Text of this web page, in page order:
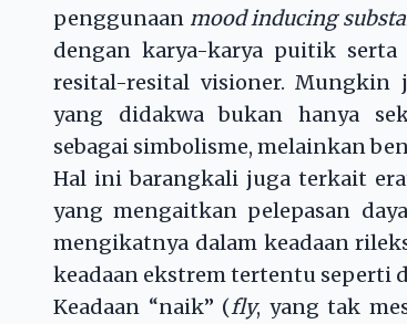
penggunaan mood inducing
dengan karya-karya puitik
resital-resital visioner. Mungkin
yang didakwa bukan hanya
sebagai simbolisme, melainkan
Hal ini barangkali juga terkait
yang mengaitkan pelepasan
mengikatnya dalam keadaan
keadaan ekstrem tertentu seperti
Keadaan “naik” (fly, yang tak